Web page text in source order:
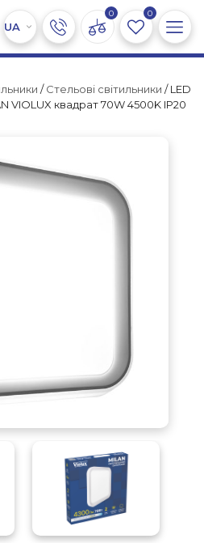
0 0
/Стельові світильники / LED
VIOLUX квадрат 70W 4500K IP20